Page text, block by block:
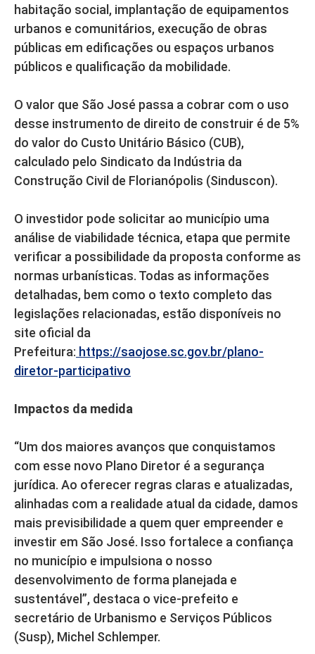
habitação social, implantação de equipamentos
urbanos e comunitários, execução de obras
públicas em edificações ou espaços urbanos
públicos e qualificação da mobilidade.
O valor que São José passa a cobrar com o uso
desse instrumento de direito de construir é de 5%
do valor do Custo Unitário Básico (CUB),
calculado pelo Sindicato da Indústria da
Construção Civil de Florianópolis (Sinduscon).
O investidor pode solicitar ao município uma
análise de viabilidade técnica, etapa que permite
verificar a possibilidade da proposta conforme as
normas urbanísticas. Todas as informações
detalhadas, bem como o texto completo das
legislações relacionadas, estão disponíveis no
site oficial da
Prefeitura: https://saojose.sc.gov.br/plano-
diretor-participativo
Impactos da medida
“Um dos maiores avanços que conquistamos
com esse novo Plano Diretor é a segurança
jurídica. Ao oferecer regras claras e atualizadas,
alinhadas com a realidade atual da cidade, damos
mais previsibilidade a quem quer empreender e
investir em São José. Isso fortalece a confiança
no município e impulsiona o nosso
desenvolvimento de forma planejada e
sustentável”, destaca o vice-prefeito e
secretário de Urbanismo e Serviços Públicos
(Susp), Michel Schlemper.